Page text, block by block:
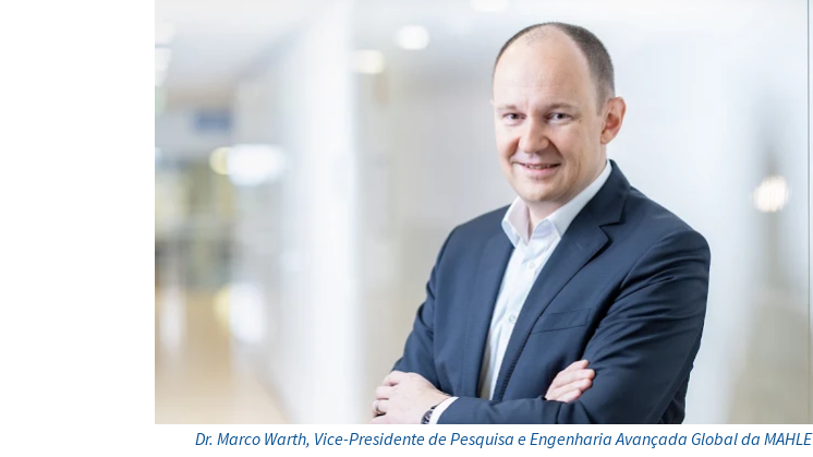
Dr. Marco Warth, Vice-Presidente de Pesquisa e Engenharia Avançada Global da MAHLE